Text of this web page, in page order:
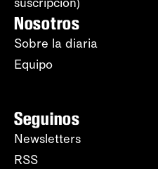
suscripción)
Nosotros
Sobre la diaria
Equipo
Seguinos
Newsletters
RSS